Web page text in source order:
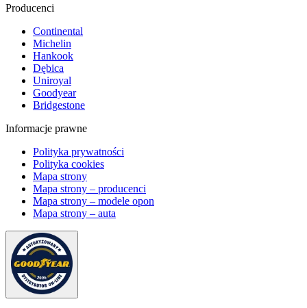
Producenci
Continental
Michelin
Hankook
Dębica
Uniroyal
Goodyear
Bridgestone
Informacje prawne
Polityka prywatności
Polityka cookies
Mapa strony
Mapa strony – producenci
Mapa strony – modele opon
Mapa strony – auta